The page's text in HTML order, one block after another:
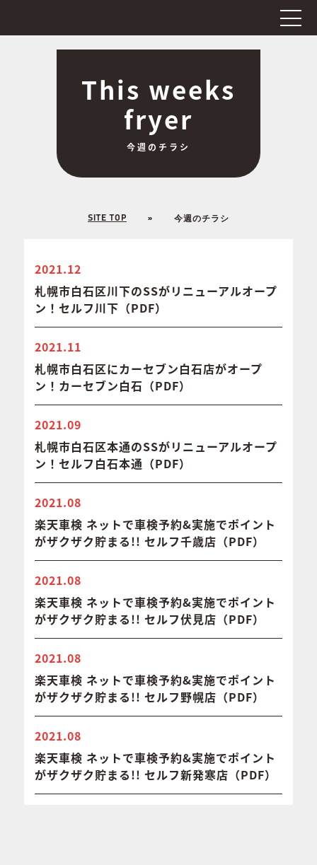
This weeks
fryer
今週のチラシ
SITE TOP 今週のチラシ
2021.12
札幌市白石区川下のSSがリニューアルオープ
ン！セルフ川下（PDF）
2021.11
札幌市白石区にカーセブン白石店がオープ
ン！カーセブン白石（PDF）
2021.09
札幌市白石区本通のSSがリニューアルオープ
ン！セルフ白石本通（PDF）
2021.08
楽天車検 ネットで車検予約&実施でポイント
がザクザク貯まる!! セルフ千歳店（PDF）
2021.08
楽天車検 ネットで車検予約&実施でポイント
がザクザク貯まる!! セルフ伏見店（PDF）
2021.08
楽天車検 ネットで車検予約&実施でポイント
がザクザク貯まる!! セルフ野幌店（PDF）
2021.08
楽天車検 ネットで車検予約&実施でポイント
がザクザク貯まる!! セルフ新発寒店（PDF）